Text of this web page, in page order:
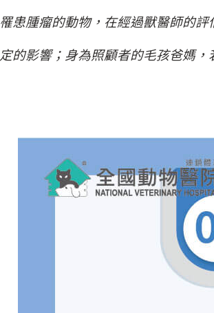
罹患腫瘤的動物，在經過獸醫師的
定的影響；身為照顧者的毛孩爸媽